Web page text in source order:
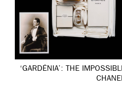
‘GARDÉNIA’: THE